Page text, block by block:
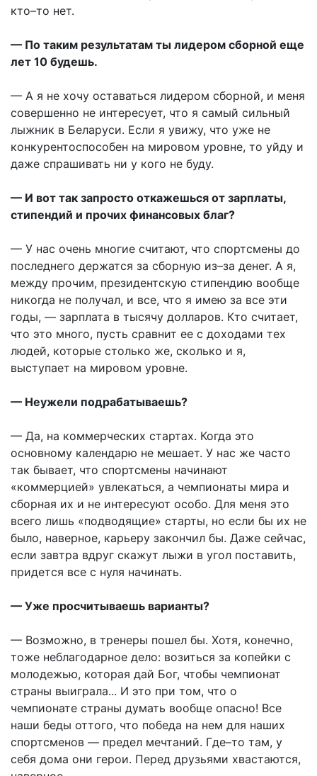
кто–то нет.
— По таким результатам ты лидером сборной еще
лет 10 будешь.
— А я не хочу оставаться лидером сборной, и меня
совершенно не интересует, что я самый сильный
лыжник в Беларуси. Если я увижу, что уже не
конкурентоспособен на мировом уровне, то уйду и
даже спрашивать ни у кого не буду.
— И вот так запросто откажешься от зарплаты,
стипендий и прочих финансовых благ?
— У нас очень многие считают, что спортсмены до
последнего держатся за сборную из–за денег. А я,
между прочим, президентскую стипендию вообще
никогда не получал, и все, что я имею за все эти
годы, — зарплата в тысячу долларов. Кто считает,
что это много, пусть сравнит ее с доходами тех
людей, которые столько же, сколько и я,
выступает на мировом уровне.
— Неужели подрабатываешь?
— Да, на коммерческих стартах. Когда это
основному календарю не мешает. У нас же часто
так бывает, что спортсмены начинают
«коммерцией» увлекаться, а чемпионаты мира и
сборная их и не интересуют особо. Для меня это
всего лишь «подводящие» старты, но если бы их не
было, наверное, карьеру закончил бы. Даже сейчас,
если завтра вдруг скажут лыжи в угол поставить,
придется все с нуля начинать.
— Уже просчитываешь варианты?
— Возможно, в тренеры пошел бы. Хотя, конечно,
тоже неблагодарное дело: возиться за копейки с
молодежью, которая дай Бог, чтобы чемпионат
страны выиграла... И это при том, что о
чемпионате страны думать вообще опасно! Все
наши беды оттого, что победа на нем для наших
спортсменов — предел мечтаний. Где–то там, у
себя дома они герои. Перед друзьями хвастаются,